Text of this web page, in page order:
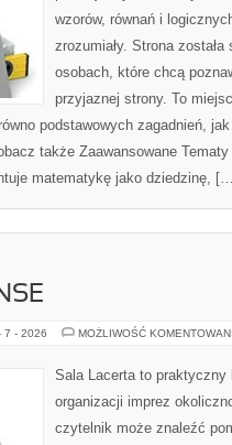
wzorów, równań i
zrozumiały. Strona
osobach, które chcą
przyjaznej strony. To
podstawowych zagadnień,
także Zaawansowane
matematykę jako dziedzinę,
7 - 2026 MOŻLIWOŚĆ
Sala Lacerta to praktyczny
organizacji imprez
czytelnik może znaleźć